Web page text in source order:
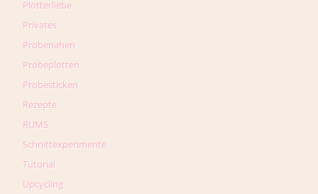
Plotterliebe
Privates
Probenähen
Probeplotten
Probesticken
Rezepte
RUMS
Schnittexperimente
Tutorial
Upcycling